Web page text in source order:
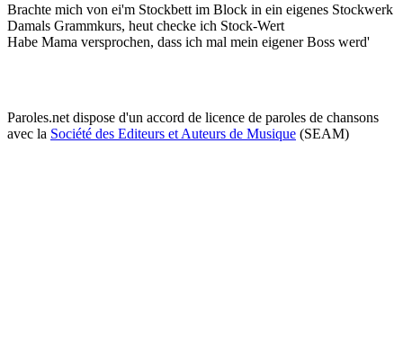
Brachte mich von ei'm Stockbett im Block in ein eigenes Stockwerk
Damals Grammkurs, heut checke ich Stock-Wert
Habe Mama versprochen, dass ich mal mein eigener Boss werd'
Paroles.net dispose d'un accord de licence de paroles de chansons
avec la Société des Editeurs et Auteurs de Musique (SEAM)